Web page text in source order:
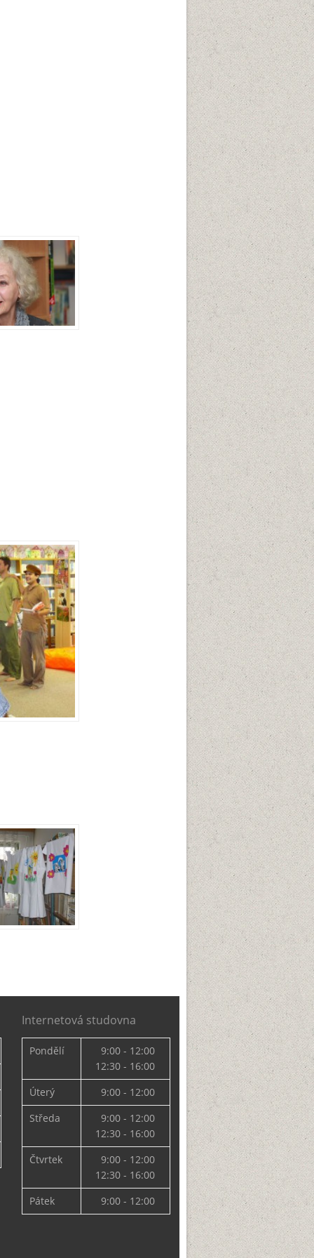
Internetová studovna
Pondělí
9:00 - 12:00
12:30 - 16:00
Úterý
9:00 - 12:00
Středa
9:00 - 12:00
12:30 - 16:00
Čtvrtek
9:00 - 12:00
12:30 - 16:00
Pátek
9:00 - 12:00